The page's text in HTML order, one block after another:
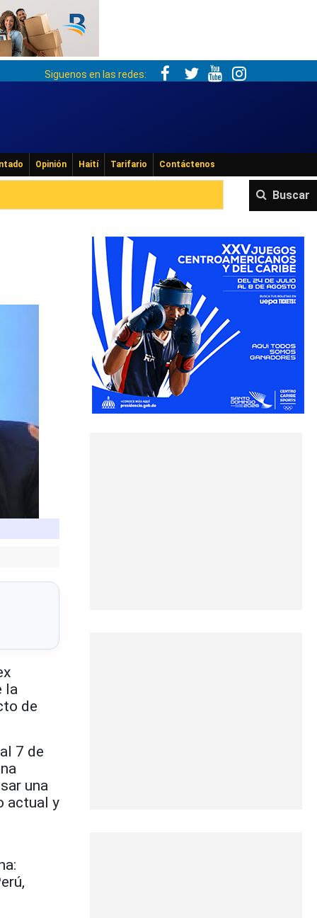
Siguenos en las redes:
Opinión Haití Tarifario Contáctenos
Buscar
la
de
7 de
una
actual y